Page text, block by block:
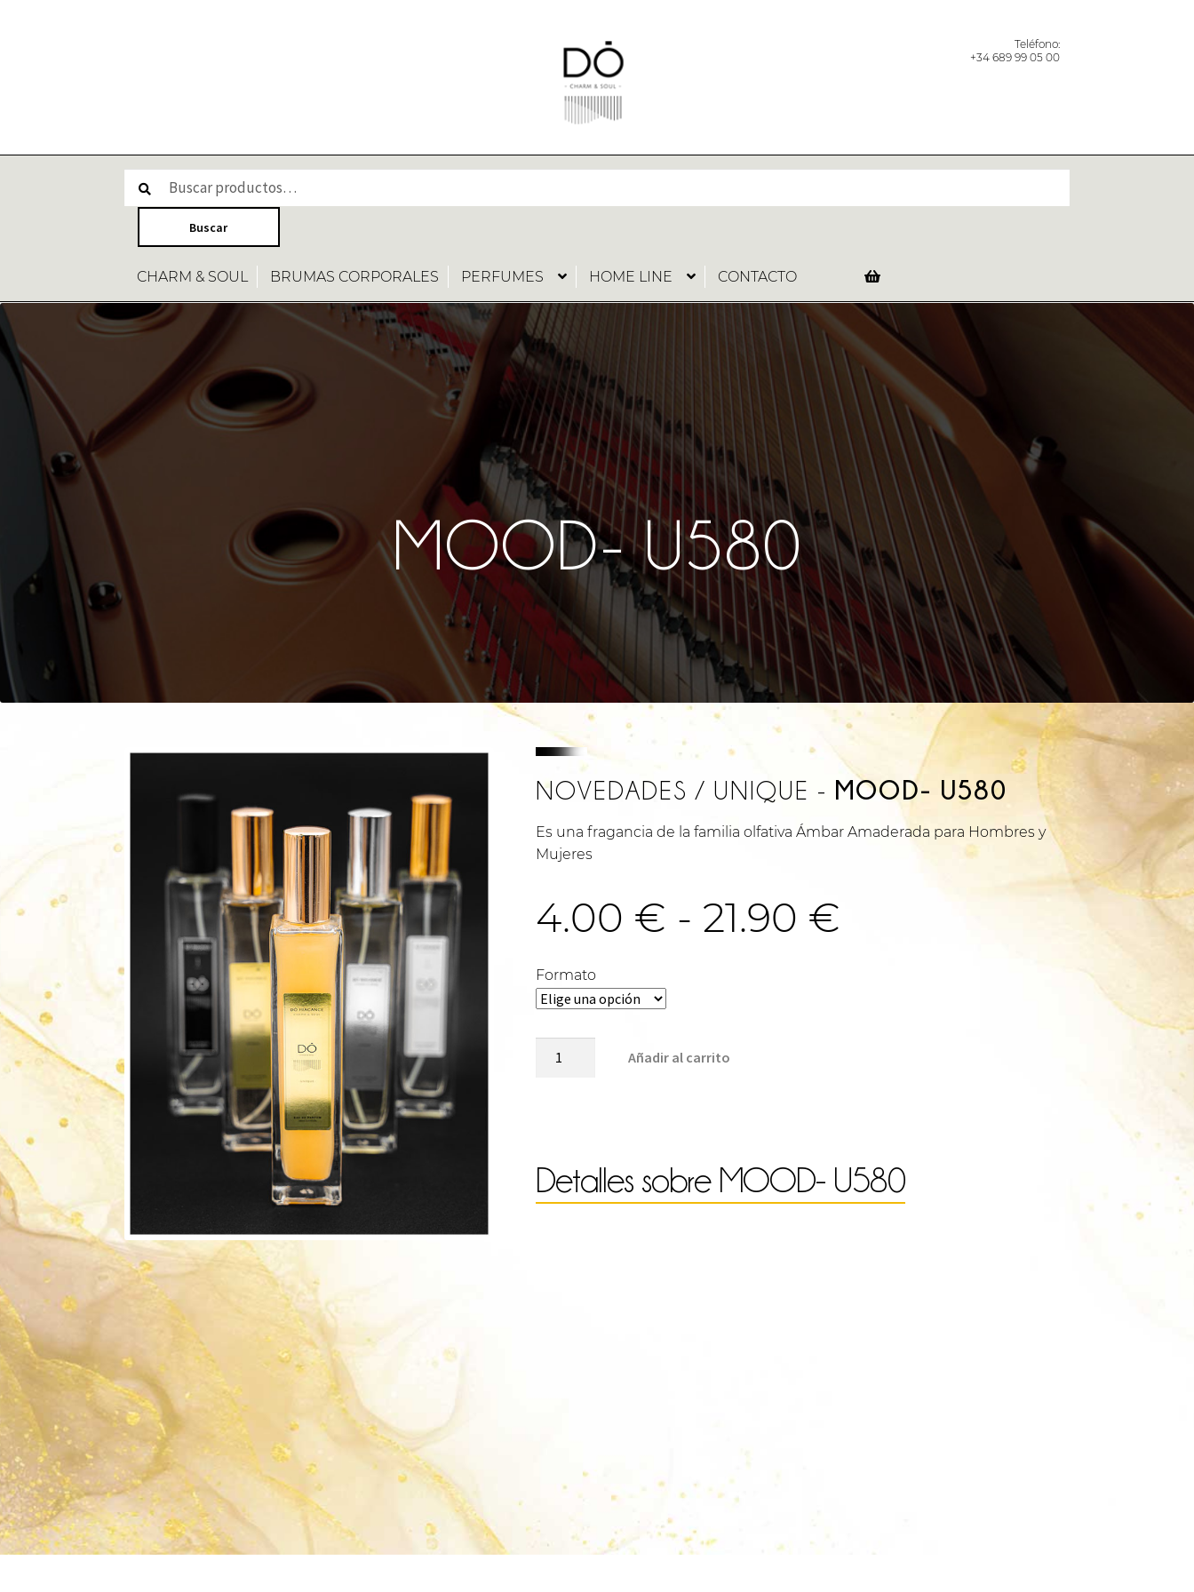
Teléfono:
+34 689 99 05 00
CHARM & SOUL BRUMAS CORPORALES PERFUMES HOME LINE CONTACTO
MOOD- U580
NOVEDADES / UNIQUE - MOOD- U580
Es una fragancia de la familia olfativa Ámbar Amaderada para Hombres y
Mujeres
4.00 € - 21.90 €
4.00 €
Formato
Añadir al carrito
Detalles sobre MOOD- U580